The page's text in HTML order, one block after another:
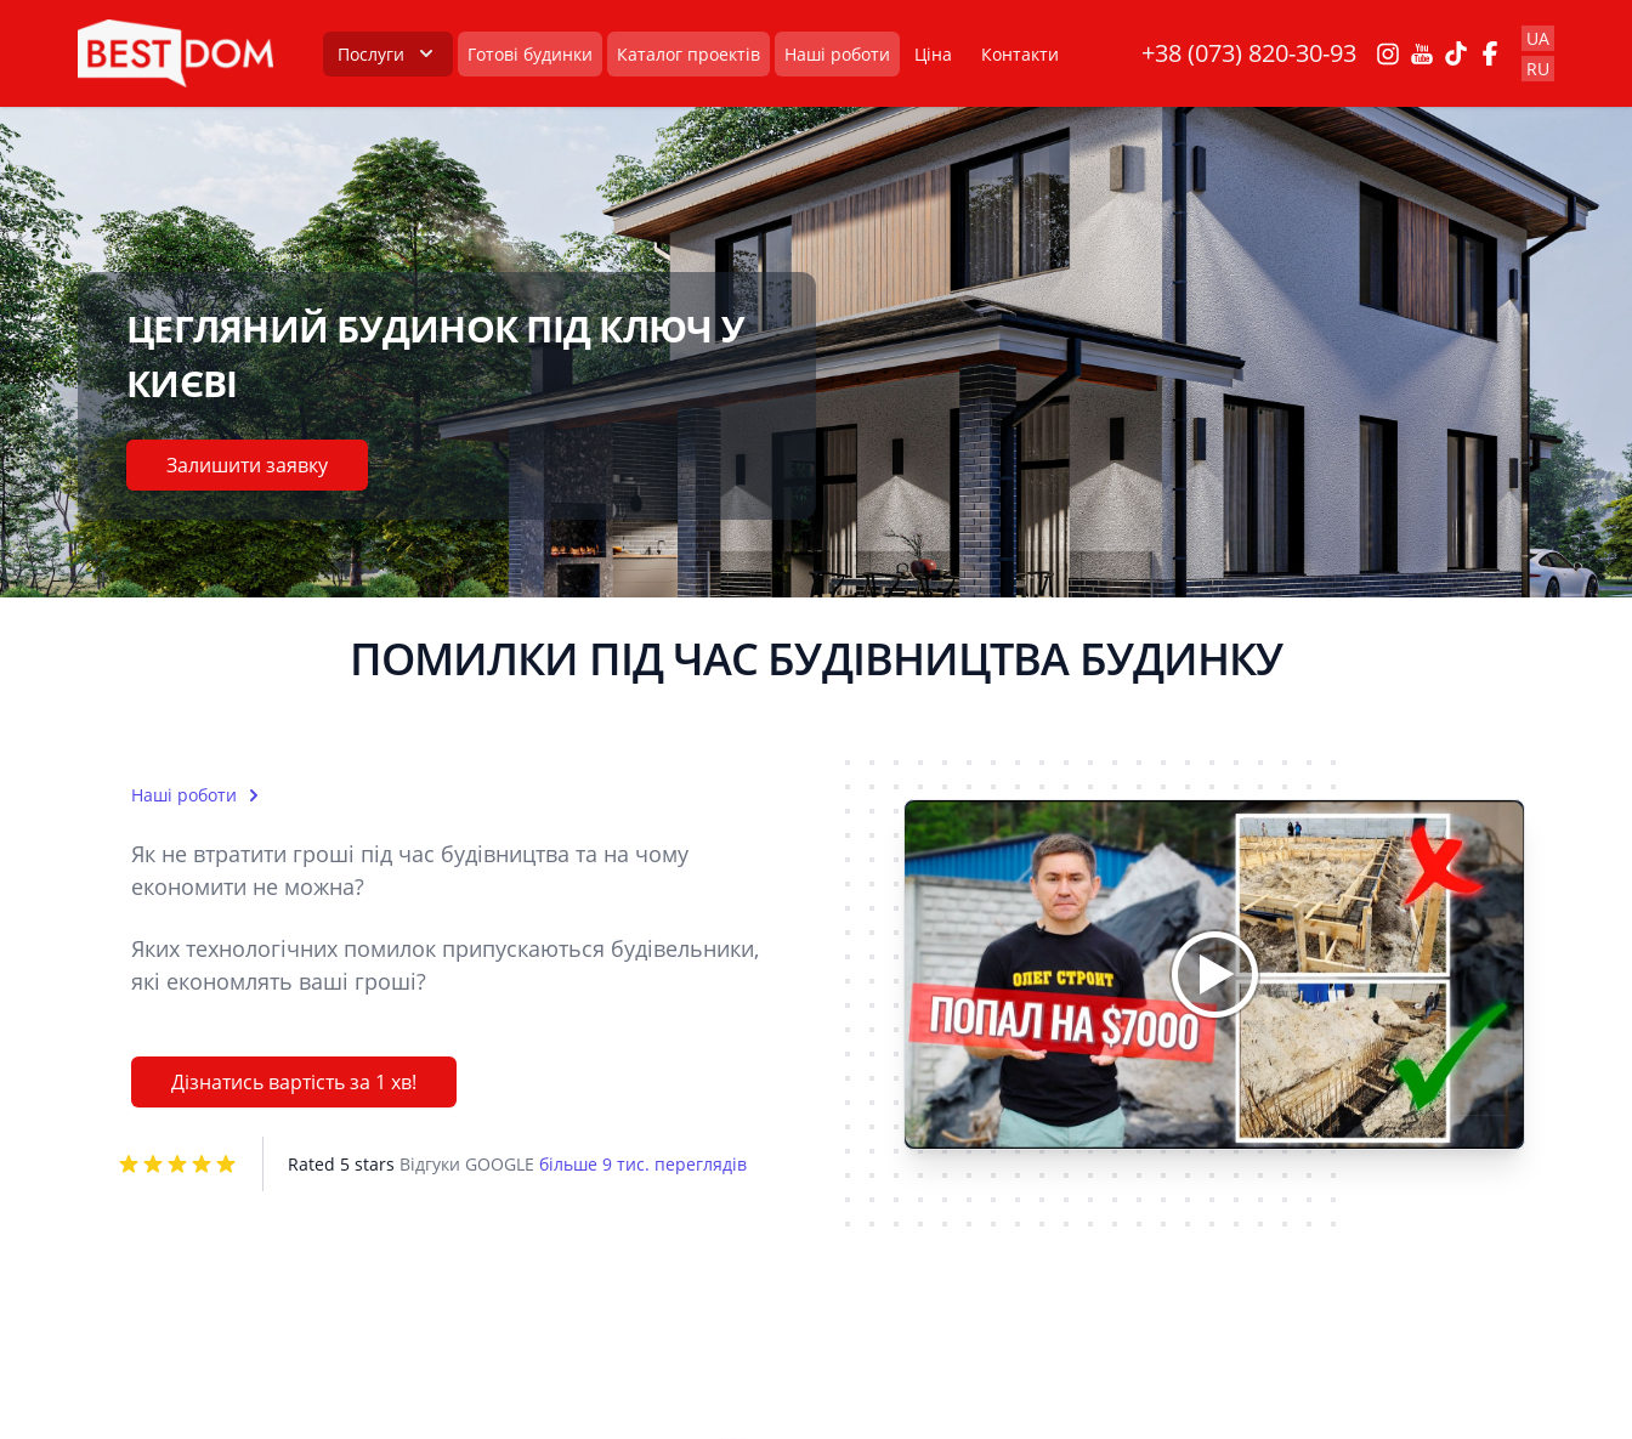
Послуги Готові будинки Каталог проектів Наші роботи Ціна Контакти +38 (073) 820-30-93
UA
RU
ЦЕГЛЯНИЙ БУДИНОК ПІД КЛЮЧ У
КИЄВІ
Залишити заявку
ПОМИЛКИ ПІД ЧАС БУДІВНИЦТВА БУДИНКУ
Наші роботи
Як не втратити гроші під час будівництва та на чому
економити не можна?
Яких технологічних помилок припускаються будівельники,
які економлять ваші гроші?
Дізнатись вартість за 1 хв!
Rated 5 stars Відгуки GOOGLE більше 9 тис. переглядів